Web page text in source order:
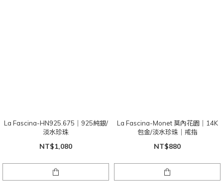
La Fascina-HN925.675｜925純銀/
淡水珍珠
NT$1,080
La Fascina-Monet 莫內花園｜14K
包金/淡水珍珠｜戒指
NT$880